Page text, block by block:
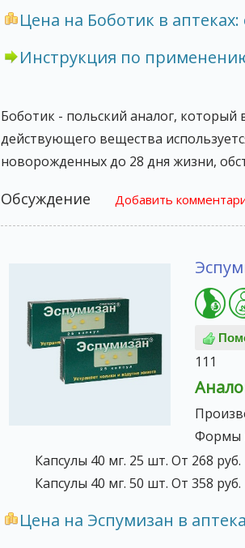
Цена на Боботик в аптеках:
Инструкция по
Боботик - польский аналог, который
действующего вещества
новорожденных до 28 дня жизни,
Обсуждение Добавить
111
Формы
Капсулы 40 мг. 25 шт. От 268 руб.
Капсулы 40 мг. 50 шт. От 358 руб.
Цена на Эспумизан в